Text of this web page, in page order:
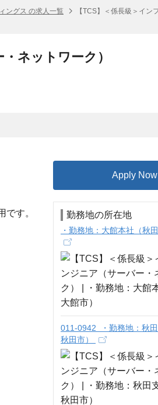
ングス の求人一覧
【TCS】＜係長級＞イン
ネットワーク）
す。
Apply Now
勤務地の所在地
・勤務地：大館本社（秋
011-0942 ・勤務地：秋
秋田市）